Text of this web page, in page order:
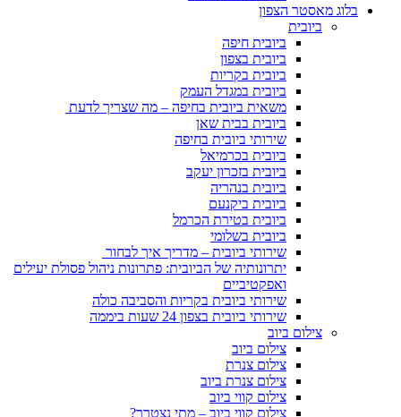
בלוג מאסטר הצפון
ביובית
ביובית חיפה
ביובית בצפון
ביובית בקריות
ביובית במגדל העמק
משאית ביובית בחיפה – מה שצריך לדעת
ביובית בבית שאן
שירותי ביובית בחיפה
ביובית בכרמיאל
ביובית בזכרון יעקב
ביובית בנהריה
ביובית ביקנעם
ביובית בטירת הכרמל
ביובית בשלומי
שירותי ביובית – מדריך איך לבחור
יתרונותיה של הביובית: פתרונות ניהול פסולת יעילים
ואפקטיביים
שירותי ביובית בקריות והסביבה כולה
שירותי ביובית בצפון 24 שעות ביממה
צילום ביוב
צילום ביוב
צילום צנרת
צילום צנרת ביוב
צילום קווי ביוב
צילום קווי ביוב – מתי נצטרך?